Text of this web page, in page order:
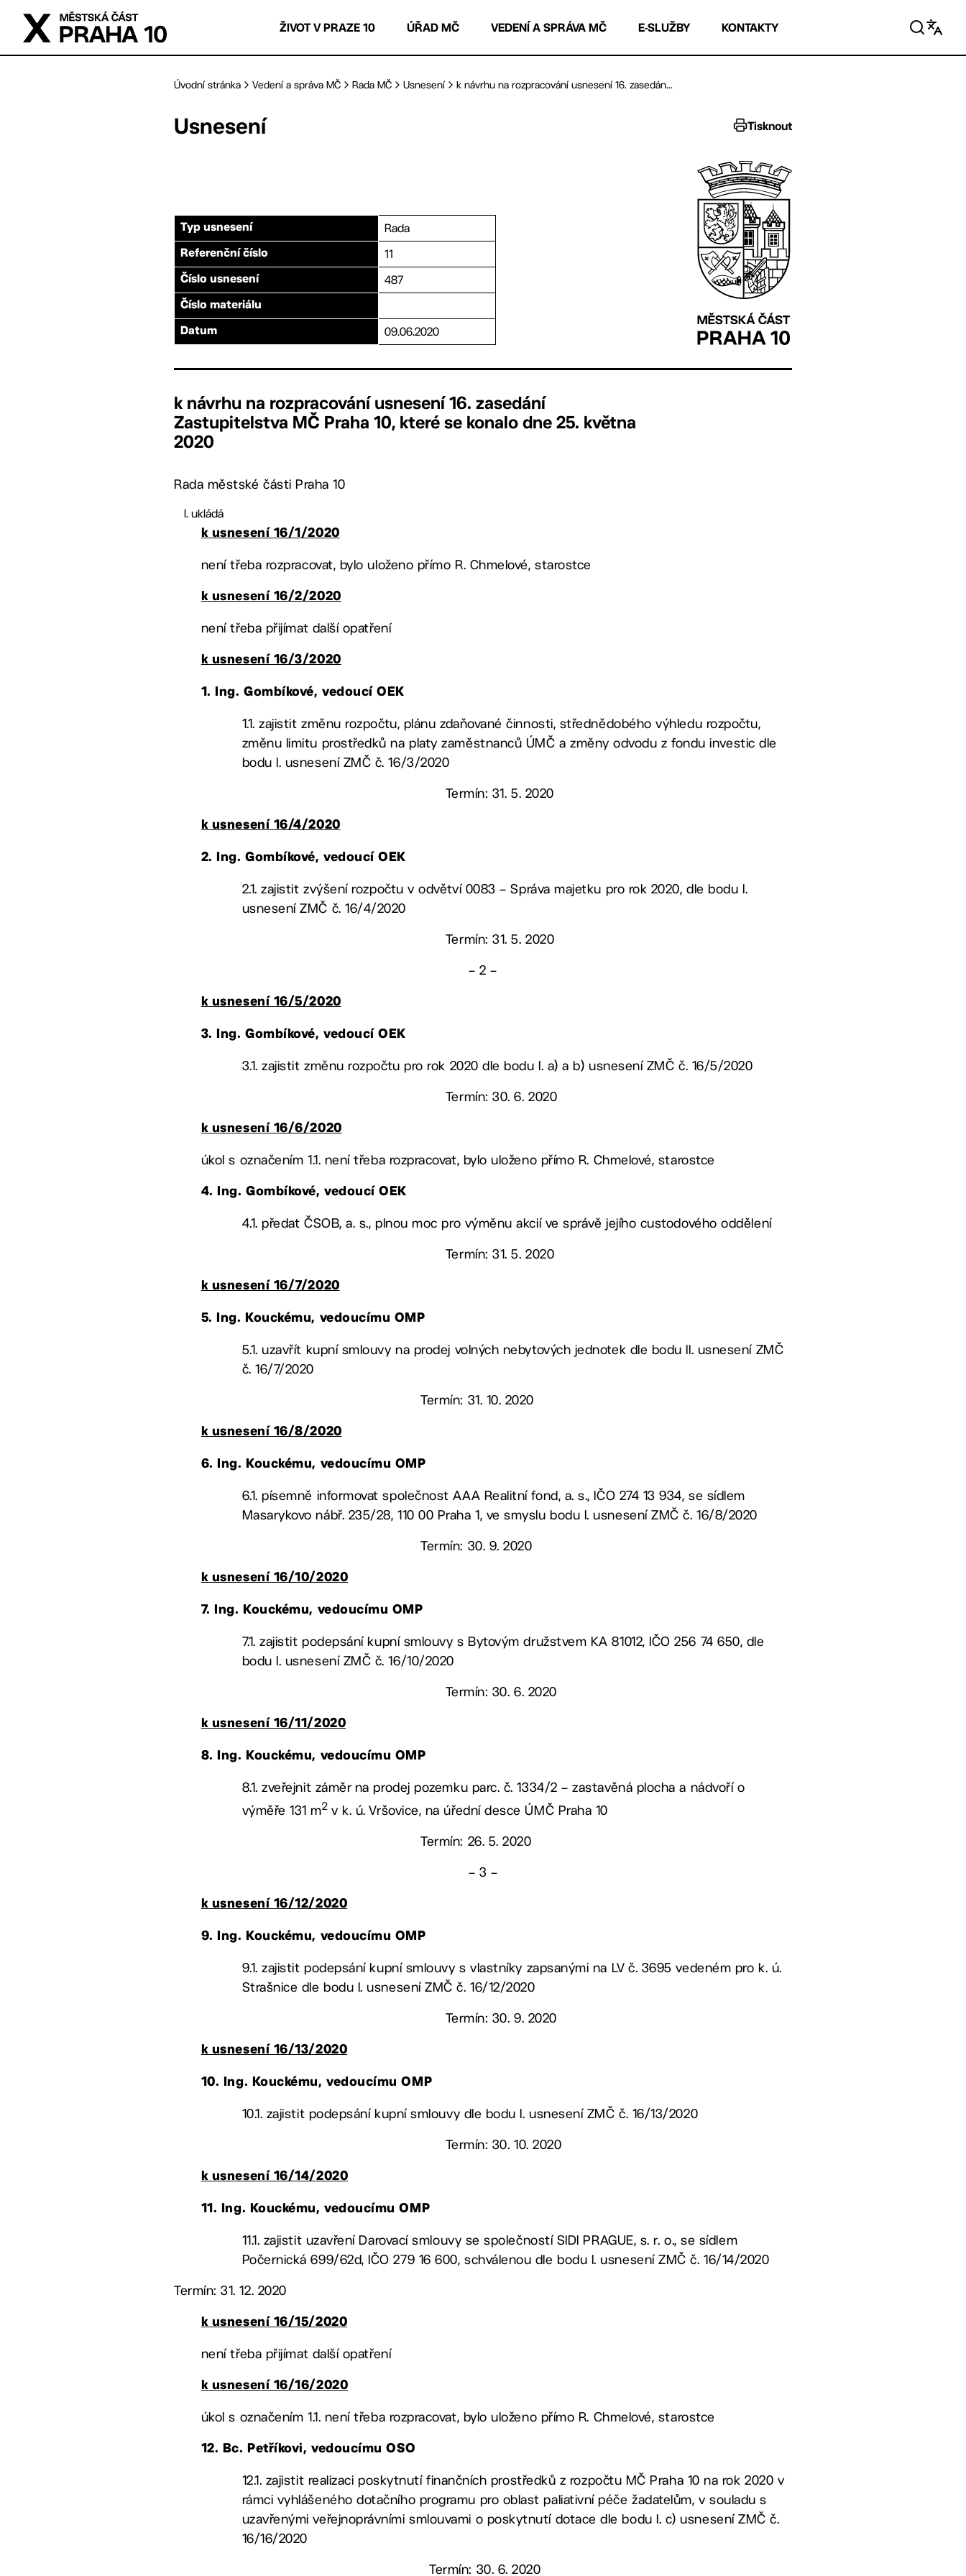
Přejít na hlavní obsah
ŽIVOT V PRAZE 10 ÚŘAD MČ VEDENÍ A SPRÁVA MČ E-SLUŽBY KONTAKTY
Úvodní stránka Vedení a správa MČ Rada MČ Usnesení k návrhu na rozpracování usnesení 16. zasedán...
Usnesení Tisknout
Typ usnesení Rada
Referenční číslo 11
Číslo usnesení 487
Číslo materiálu
Datum 09.06.2020
k návrhu na rozpracování usnesení 16. zasedání
Zastupitelstva MČ Praha 10, které se konalo dne 25. května
2020
Rada městské části Praha 10
ukládá
k usnesení 16/1/2020
není třeba rozpracovat, bylo uloženo přímo R. Chmelové, starostce
k usnesení 16/2/2020
není třeba přijímat další opatření
k usnesení 16/3/2020
1. Ing. Gombíkové, vedoucí OEK
1.1. zajistit změnu rozpočtu, plánu zdaňované činnosti, střednědobého výhledu rozpočtu,
změnu limitu prostředků na platy zaměstnanců ÚMČ a změny odvodu z fondu investic dle
bodu I. usnesení ZMČ č. 16/3/2020
Termín: 31. 5. 2020
k usnesení 16/4/2020
2. Ing. Gombíkové, vedoucí OEK
2.1. zajistit zvýšení rozpočtu v odvětví 0083 – Správa majetku pro rok 2020, dle bodu I.
usnesení ZMČ č. 16/4/2020
Termín: 31. 5. 2020
– 2 –
k usnesení 16/5/2020
3. Ing. Gombíkové, vedoucí OEK
3.1. zajistit změnu rozpočtu pro rok 2020 dle bodu I. a) a b) usnesení ZMČ č. 16/5/2020
Termín: 30. 6. 2020
k usnesení 16/6/2020
úkol s označením 1.1. není třeba rozpracovat, bylo uloženo přímo R. Chmelové, starostce
4. Ing. Gombíkové, vedoucí OEK
4.1. předat ČSOB, a. s., plnou moc pro výměnu akcií ve správě jejího custodového oddělení
Termín: 31. 5. 2020
k usnesení 16/7/2020
5. Ing. Kouckému, vedoucímu OMP
5.1. uzavřít kupní smlouvy na prodej volných nebytových jednotek dle bodu II. usnesení ZMČ
č. 16/7/2020
Termín: 31. 10. 2020
k usnesení 16/8/2020
6. Ing. Kouckému, vedoucímu OMP
6.1. písemně informovat společnost AAA Realitní fond, a. s., IČO 274 13 934, se sídlem
Masarykovo nábř. 235/28, 110 00 Praha 1, ve smyslu bodu I. usnesení ZMČ č. 16/8/2020
Termín: 30. 9. 2020
k usnesení 16/10/2020
7. Ing. Kouckému, vedoucímu OMP
7.1. zajistit podepsání kupní smlouvy s Bytovým družstvem KA 81012, IČO 256 74 650, dle
bodu I. usnesení ZMČ č. 16/10/2020
Termín: 30. 6. 2020
k usnesení 16/11/2020
8. Ing. Kouckému, vedoucímu OMP
8.1. zveřejnit záměr na prodej pozemku parc. č. 1334/2 – zastavěná plocha a nádvoří o
výměře 131 m2v k. ú. Vršovice, na úřední desce ÚMČ Praha 10
Termín: 26. 5. 2020
– 3 –
k usnesení 16/12/2020
9. Ing. Kouckému, vedoucímu OMP
9.1. zajistit podepsání kupní smlouvy s vlastníky zapsanými na LV č. 3695 vedeném pro k. ú.
Strašnice dle bodu I. usnesení ZMČ č. 16/12/2020
Termín: 30. 9. 2020
k usnesení 16/13/2020
10. Ing. Kouckému, vedoucímu OMP
10.1. zajistit podepsání kupní smlouvy dle bodu I. usnesení ZMČ č. 16/13/2020
Termín: 30. 10. 2020
k usnesení 16/14/2020
11. Ing. Kouckému, vedoucímu OMP
11.1. zajistit uzavření Darovací smlouvy se společností SIDI PRAGUE, s. r. o., se sídlem
Počernická 699/62d, IČO 279 16 600, schválenou dle bodu I. usnesení ZMČ č. 16/14/2020
Termín: 31. 12. 2020
k usnesení 16/15/2020
není třeba přijímat další opatření
k usnesení 16/16/2020
úkol s označením 1.1. není třeba rozpracovat, bylo uloženo přímo R. Chmelové, starostce
12. Bc. Petříkovi, vedoucímu OSO
12.1. zajistit realizaci poskytnutí finančních prostředků z rozpočtu MČ Praha 10 na rok 2020 v
rámci vyhlášeného dotačního programu pro oblast paliativní péče žadatelům, v souladu s
uzavřenými veřejnoprávními smlouvami o poskytnutí dotace dle bodu I. c) usnesení ZMČ č.
16/16/2020
Termín: 30. 6. 2020